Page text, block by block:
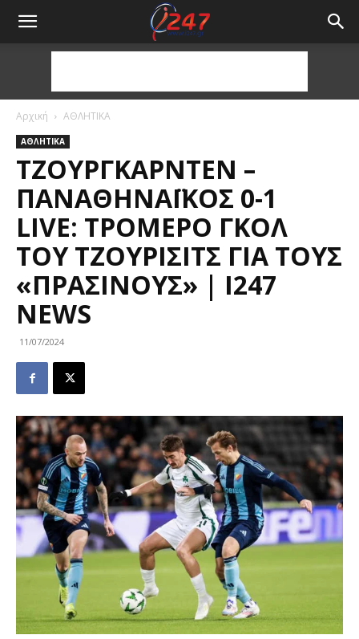
Αρχική ΑΘΛΗΤΙΚΑ
ΑΘΛΗΤΙΚΑ
ΤΖΟΥΡΓΚΆΡΝΤΕΝ –
ΠΑΝΑΘΗΝΑΪΚΌΣ 0-1
LIVE: ΤΡΟΜΕΡΌ ΓΚΟΛ
ΤΟΥ ΤΖΟΎΡΙΣΙΤΣ ΓΙΑ ΤΟΥΣ
«ΠΡΆΣΙΝΟΥΣ» | I247
NEWS
11/07/2024